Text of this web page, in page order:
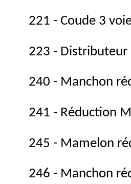
221 - Coude 3
223 - Distributeur
240 - Manchon
241 - Réduction
245 - Mamelon
246 - Manchon